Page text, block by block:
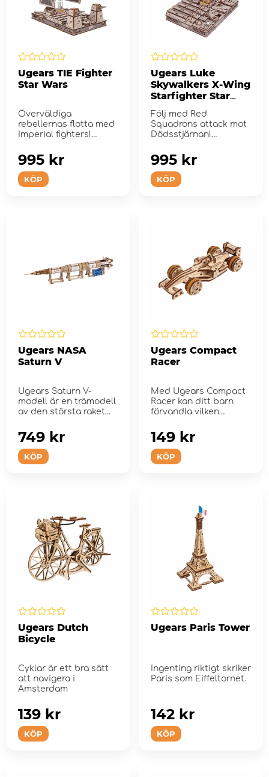
Ugears TIE Fighter
Star Wars
Överväldiga
rebellernas flotta med
Imperial fighters!
KÖP
995 kr
Ugears Luke
Skywalkers X-Wing
Starfighter Star
Följ med Red
Squadrons attack mot
Dödsstjärnan!
KÖP
995 kr
Ugears NASA
Saturn V
Ugears Saturn V-
modell är en trämodell
av den största raket
KÖP
749 kr
Ugears Compact
Racer
Med Ugears Compact
Racer kan ditt barn
förvandla vilken
till e...
KÖP
149 kr
Ugears Dutch
Bicycle
Cyklar är ett bra sätt
att navigera i
Amsterdam
KÖP
139 kr
Ugears Paris Tower
Ingenting riktigt skriker
Paris som Eiffeltornet.
KÖP
142 kr